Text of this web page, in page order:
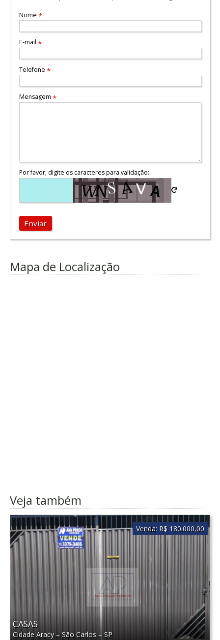
Nome *
E-mail *
Telefone *
Mensagem *
Por favor, digite os caracteres para validação:
Enviar
Mapa de Localização
Veja também
CASAS
Cidade Aracy – São Carlos – SP
Venda: R$ 180.000,00